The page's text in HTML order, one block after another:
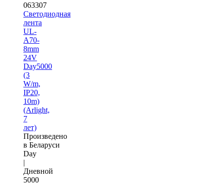
063307
Светодиодная
лента
UL-
A70-
8mm
24V
Day5000
(3
W/m,
IP20,
10m)
(Arlight,
7
лет)
Произведено
в Беларуси
Day
|
Дневной
5000